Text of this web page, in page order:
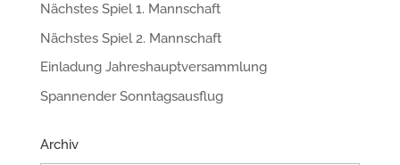
Nächstes Spiel 1. Mannschaft
Nächstes Spiel 2. Mannschaft
Einladung Jahreshauptversammlung
Spannender Sonntagsausflug
Archiv